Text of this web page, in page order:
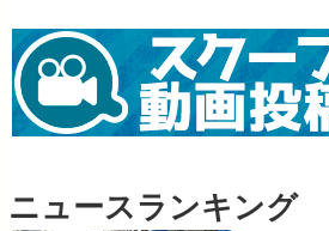
ニュースランキング